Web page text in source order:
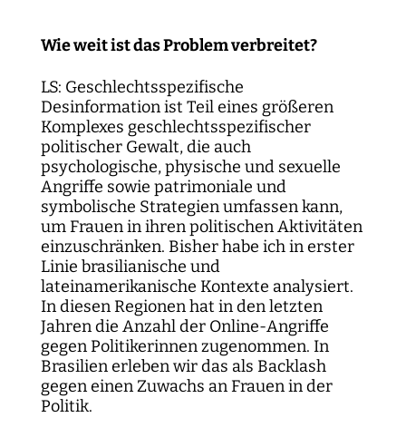
Wie weit ist das Problem verbreitet?
LS: Geschlechtsspezifische
Desinformation ist Teil eines größeren
Komplexes geschlechtsspezifischer
politischer Gewalt, die auch
psychologische, physische und sexuelle
Angriffe sowie patrimoniale und
symbolische Strategien umfassen kann,
um Frauen in ihren politischen Aktivitäten
einzuschränken. Bisher habe ich in erster
Linie brasilianische und
lateinamerikanische Kontexte analysiert.
In diesen Regionen hat in den letzten
Jahren die Anzahl der Online-Angriffe
gegen Politikerinnen zugenommen. In
Brasilien erleben wir das als Backlash
gegen einen Zuwachs an Frauen in der
Politik.